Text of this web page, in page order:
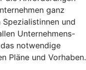
ganz
und
Unternehmens-
notwendige
Pläne und Vorhaben.